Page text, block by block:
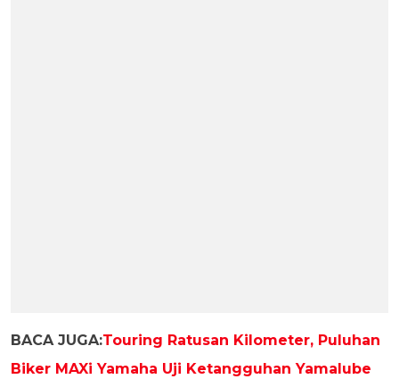
BACA JUGA:Touring Ratusan Kilometer, Puluhan
Biker MAXi Yamaha Uji Ketangguhan Yamalube